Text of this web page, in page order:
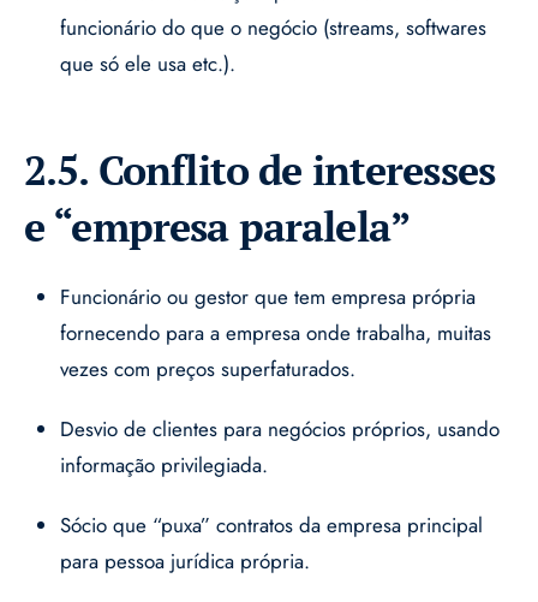
funcionário do que o negócio (streams, softwares
que só ele usa etc.).
2.5. Conflito de interesses
e “empresa paralela”
Funcionário ou gestor que tem empresa própria
fornecendo para a empresa onde trabalha, muitas
vezes com preços superfaturados.
Desvio de clientes para negócios próprios, usando
informação privilegiada.
Sócio que “puxa” contratos da empresa principal
para pessoa jurídica própria.